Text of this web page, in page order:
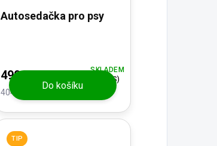
Autosedačka pro psy
404,96 Kč bez DPH
490 Kč
SKLADEM
(>5 KS)
Do košíku
TIP